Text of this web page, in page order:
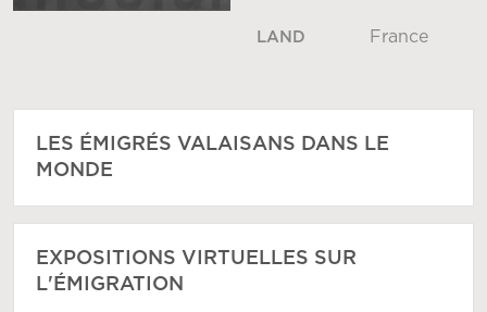
LAND France
LES ÉMIGRÉS VALAISANS DANS LE
MONDE
EXPOSITIONS VIRTUELLES SUR
L'ÉMIGRATION